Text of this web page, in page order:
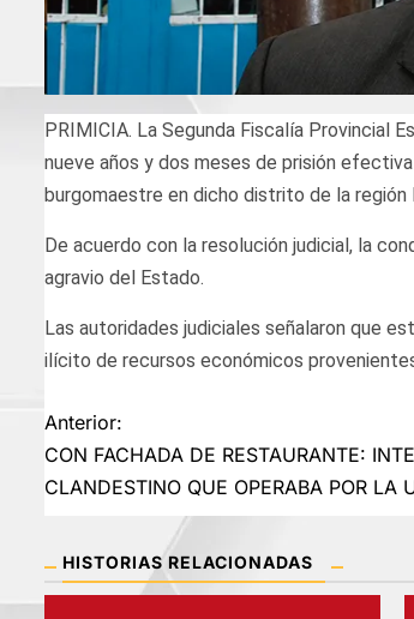
PRIMICIA. La Segunda Fiscalía Provincial
nueve años y dos meses de prisión
burgomaestre en dicho distrito de la
De acuerdo con la resolución judicial, la
agravio del Estado.
Las autoridades judiciales señalaron que
ilícito de recursos económicos
Navegación
de
entradas
Anterior:
CON FACHADA DE RESTAURANTE:
CLANDESTINO QUE OPERABA POR LA
HISTORIAS RELACIONADAS